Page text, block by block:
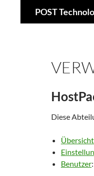
POST
Diese
Übersicht
Benutzer